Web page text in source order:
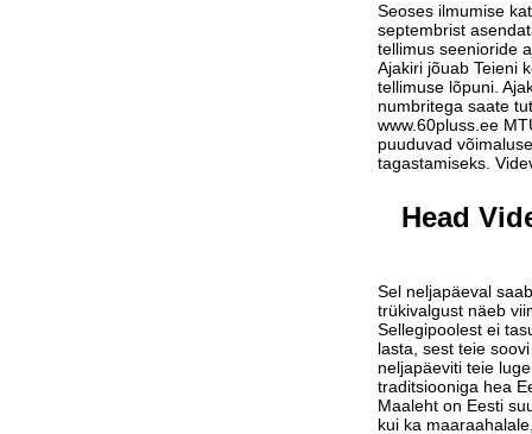
Seoses ilmumise
septembrist
tellimus seenioride
Ajakiri jõuab Teieni
tellimuse lõpuni.
numbritega saate
www.60pluss.ee
puuduvad
tagastamiseks.
Head
Sel neljapäeval
trükivalgust näeb
Sellegipoolest ei
lasta, sest teie
neljapäeviti teie
traditsiooniga hea
Maaleht on Eesti
kui ka